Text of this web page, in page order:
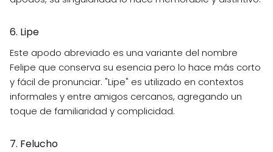
6. Lipe
Este apodo abreviado es una variante del nombre
Felipe que conserva su esencia pero lo hace más corto
y fácil de pronunciar. "Lipe" es utilizado en contextos
informales y entre amigos cercanos, agregando un
toque de familiaridad y complicidad.
7. Felucho